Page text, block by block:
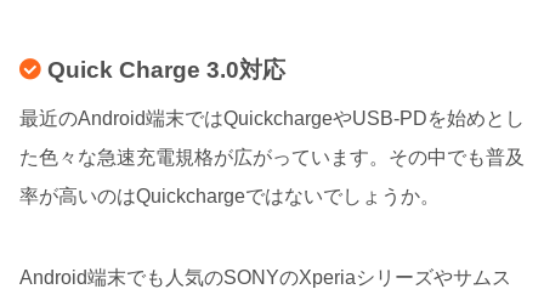
Quick Charge 3.0対応
最近のAndroid端末ではQuickchargeやUSB-PDを始めとし
た色々な急速充電規格が広がっています。その中でも普及
率が高いのはQuickchargeではないでしょうか。
Android端末でも人気のSONYのXperiaシリーズやサムス